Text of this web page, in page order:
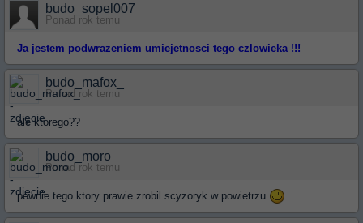
budo_sopel007
Ponad rok temu
Ja jestem podwrazeniem umiejetnosci tego czlowieka !!!
budo_mafox_
Ponad rok temu
ale ktorego??
budo_moro
Ponad rok temu
pewnie tego ktory prawie zrobil scyzoryk w powietrzu